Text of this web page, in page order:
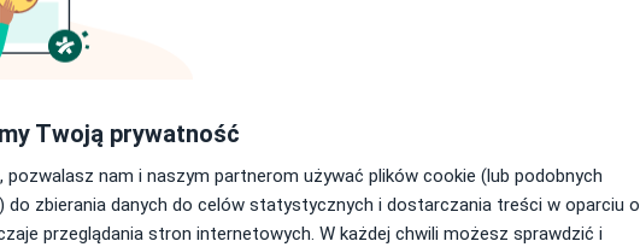
w Katowicach. Posiada
chorób wewnętrznych.
Zespołu Szpitali Miejskich w
w NZOZ KAMED Katowice oraz
w wielu NZOZ na terenie
ultrasonografii – wykonywanie
oraz kurs endoskopii górnego
wielu kursów i konferencji
Twoją prywatność
pozwalasz nam i naszym partnerom używać plików cookie (lub podobnych
do zbierania danych do celów statystycznych i dostarczania treści w oparciu o
przeglądania stron internetowych. W każdej chwili możesz sprawdzić i